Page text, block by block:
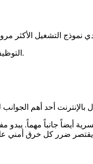
التوظيف - هناك حاجة إلى عدد أقل من الزملاء الفنيين "في الموقع" حيث يمكن معالجة الغالبية العظمى من المشكلات عن بُعد.
السرية أيضاً جانباً مهماً.
يقتصر ضرر كل خرق